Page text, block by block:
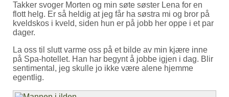
Takker svoger Morten og min søte søster Lena for en
flott helg. Er så heldig at jeg får ha søstra mi og bror på
kveldskos i kveld, siden hun er på jobb her oppe i et par
dager.
La oss til slutt varme oss på et bilde av min kjære inne
på Spa-hotellet. Han har begynt å jobbe igjen i dag. Blir
sentimental, jeg skulle jo ikke være alene hjemme
egentlig.